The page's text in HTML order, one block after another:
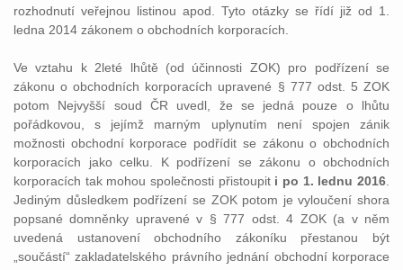
rozhodnutí veřejnou listinou apod. Tyto otázky se řídí již od 1.
ledna 2014 zákonem o obchodních korporacích.
Ve vztahu k 2leté lhůtě (od účinnosti ZOK) pro podřízení se
zákonu o obchodních korporacích upravené § 777 odst. 5 ZOK
potom Nejvyšší soud ČR uvedl, že se jedná pouze o lhůtu
pořádkovou, s jejímž marným uplynutím není spojen zánik
možnosti obchodní korporace podřídit se zákonu o obchodních
korporacích jako celku. K podřízení se zákonu o obchodních
korporacích tak mohou společnosti přistoupit i po 1. lednu 2016
Jediným důsledkem podřízení se ZOK potom je vyloučení shora
popsané domněnky upravené v § 777 odst. 4 ZOK (a v něm
uvedená ustanovení obchodního zákoníku přestanou být
„součástí“ zakladatelského právního jednání obchodní korporace